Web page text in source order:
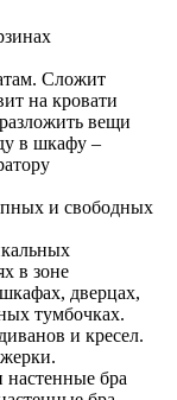
Сложит
на кровати
вещи
в шкафу –
и свободных
в зоне
дверцах,
тумбочках.
и кресел.
бра